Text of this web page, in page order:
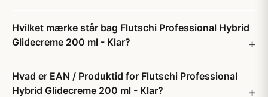
Hvilket mærke står bag Flutschi Professional Hybrid
Glidecreme 200 ml - Klar?
Hvad er EAN / Produktid for Flutschi Professional
Hybrid Glidecreme 200 ml - Klar?